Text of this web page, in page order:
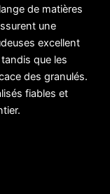
de matières
une
excellent
que les
des granulés.
fiables et